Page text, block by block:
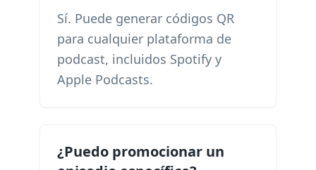
Sí. Puede generar códigos QR
para cualquier plataforma de
podcast, incluidos Spotify y
Apple Podcasts.
¿Puedo promocionar un